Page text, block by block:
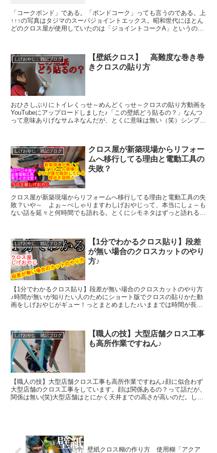
「コークボンド」である。「ボンドコーク」っても言うのである。上
↑↑↑の写真はタジマのスーパジョイントエックス。昭和世代にほとん
どのクロス屋が使用していたのは「ジョイントコークA」というのが
しげおやじ 雑記ブログ
【壁紙クロス】 高難度な巻き巻
きクロスの貼り方
おひさしぶりにトイレくっせ～めんどくっせ～クロスの貼り方動画を
YouTubeにアップロードしました♪「この壁紙どう貼るの？」なんつ
って意味ありげなサムネなんだが、とくに意味は無い（笑）シンプル
しげおやじ 雑記ブログ
クロス屋が新築現場からリフォー
ムへ移行してる理由と電動工具の
失敗？
クロス屋が新築現場からリフォームへ移行してる理由と電動工具の失
敗？いや～ よぉ～ぺしゃりますわしげおやじって、本当にしょ～も
ない話を延々と何時間でも語れる。とくにシモネタはずっと語れる
しげおやじ 雑記ブログ
【1分でわかるクロス貼り】段差
が無い場合のクロスカットのやり
方♪
【1分でわかるクロス貼り】段差が無い場合のクロスカットのやり方
♪時間が無いが知りたい人のためにショート版でクロスの貼りかた動
画をしげおやじがギュー！っとまとめました♪いままでは時間が長い
しげおやじ 雑記ブログ
【職人の技】大型店舗クロス工事
も高所作業ですねん♪
【職人の技】大型店舗クロス工事も高所作業ですねん♪顔に似合わず
大型店舗のクロス工事をしています。顔は関係あるの？って話だが、
関係は無い(笑)大型店舗はとにかく天井までの高さが高いのだ。しか
壁紙クロス糊の作り方 使用糊「アクア